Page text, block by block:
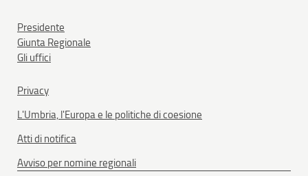
Presidente
Giunta Regionale
Gli uffici
Privacy
L'Umbria, l'Europa e le politiche di coesione
Atti di notifica
Avviso per nomine regionali